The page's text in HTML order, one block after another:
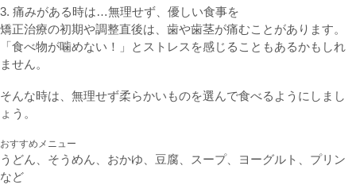
3. 痛みがある時は…無理せず、優しい食事を
矯正治療の初期や調整直後は、歯や歯茎が痛むことがあります。
「食べ物が噛めない！」とストレスを感じることもあるかもしれ
ません。
そんな時は、無理せず柔らかいものを選んで食べるようにしまし
ょう。
おすすめメニュー
うどん、そうめん、おかゆ、豆腐、スープ、ヨーグルト、プリン
など